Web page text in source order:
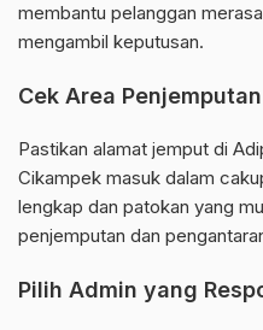
membantu pelanggan
mengambil keputusan.
Cek Area
Pastikan alamat jemput di
Cikampek masuk dalam
lengkap dan patokan yang
penjemputan dan
Pilih Admin yang